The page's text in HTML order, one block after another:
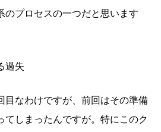
のプロセスの一つだと思います
過失
なわけですが、前回はその準備
てしまったんですが。特にこのク